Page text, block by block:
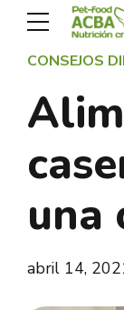
CONSEJOS
una
abril 14,